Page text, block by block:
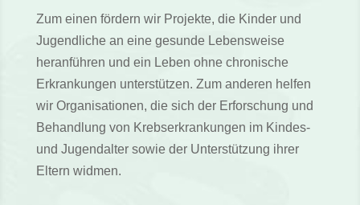
Zum einen fördern wir Projekte, die Kinder und
Jugendliche an eine gesunde Lebensweise
heranführen und ein Leben ohne chronische
Erkrankungen unterstützen. Zum anderen helfen
wir Organisationen, die sich der Erforschung und
Behandlung von Krebserkrankungen im Kindes-
und Jugendalter sowie der Unterstützung ihrer
Eltern widmen.